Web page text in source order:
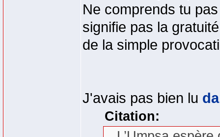
Ne comprends tu
signifie pas la
de la simple
J'avais pas bien lu
Citation: